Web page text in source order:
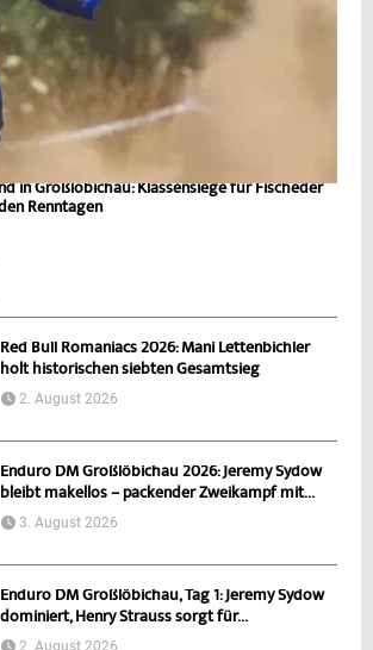
in Großlöbichau: Klassensiege für Fischeder
Renntagen
Red Bull Romaniacs 2026: Mani Lettenbichler
holt historischen siebten Gesamtsieg
2. August 2026
Enduro DM Großlöbichau 2026: Jeremy Sydow
bleibt makellos – packender Zweikampf mit...
3. August 2026
Enduro DM Großlöbichau, Tag 1: Jeremy Sydow
dominiert, Henry Strauss sorgt für...